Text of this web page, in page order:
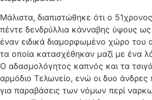
Μάλιστα, διαπιστώθηκε ότι ο
πέντε δενδρύλλια κάνναβης ύψους
έναν ειδικά διαμορφωμένο χώρο του
τα οποία κατασχέθηκαν μαζί με ένα
Ο αδασμολόγητος καπνός και τα
αρμόδιο Τελωνείο, ενώ οι δυο άνδρες
για παραβάσεις των νόμων περί